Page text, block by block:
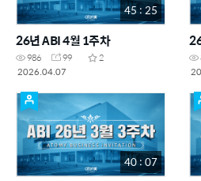
45 : 25
26년 ABI 4월 1주차
986 99
2
2026.04.07
40 : 07